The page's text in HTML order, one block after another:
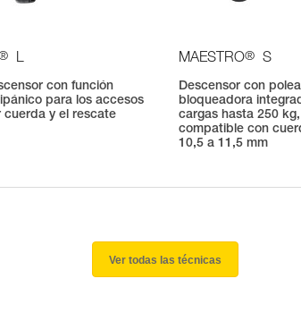
L
con función
para los accesos
cuerda y el rescate
MAESTRO® S
Descensor con polea
bloqueadora
cargas hasta 250 kg,
compatible con
10,5 a 11,5 mm
Ver todas las técnicas